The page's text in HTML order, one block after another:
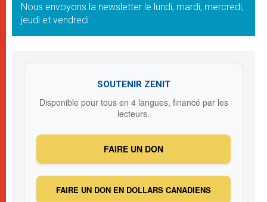
Nous envoyons la newsletter le lundi, mardi, mercredi,
jeudi et vendredi
SOUTENIR ZENIT
Disponible pour tous en 4 langues, financé par les
lecteurs.
FAIRE UN DON
FAIRE UN DON EN DOLLARS CANADIENS